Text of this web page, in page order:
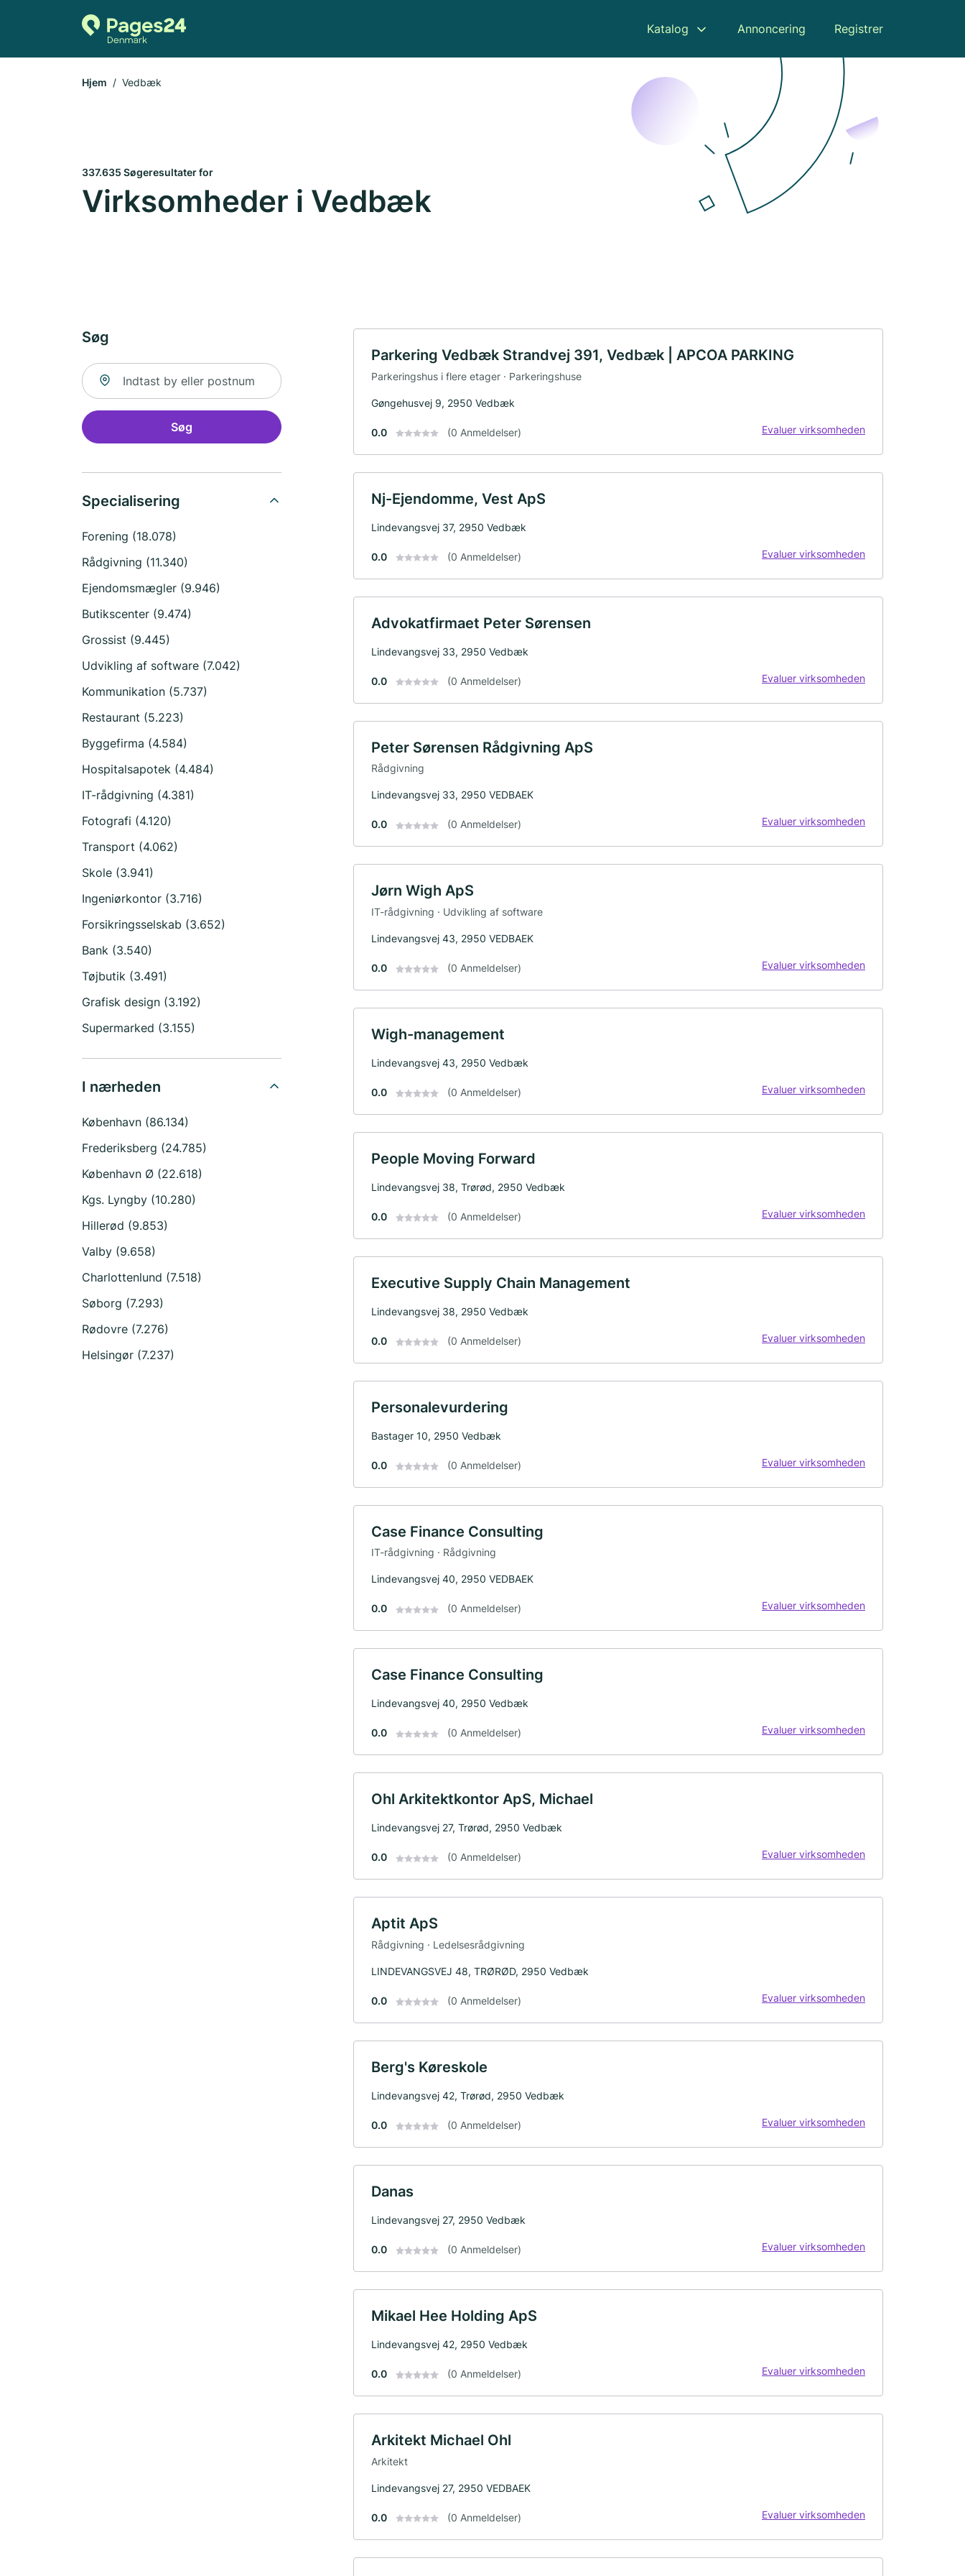
Katalog Annoncering Registrer
Hjem Vedbæk
337.635 Søgeresultater for
Virksomheder i Vedbæk
Søg
Søg efter sted
Søg
Specialisering
Forening (18.078)
Rådgivning (11.340)
Ejendomsmægler (9.946)
Butikscenter (9.474)
Grossist (9.445)
Udvikling af software (7.042)
Kommunikation (5.737)
Restaurant (5.223)
Byggefirma (4.584)
Hospitalsapotek (4.484)
IT-rådgivning (4.381)
Fotografi (4.120)
Transport (4.062)
Skole (3.941)
Ingeniørkontor (3.716)
Forsikringsselskab (3.652)
Bank (3.540)
Tøjbutik (3.491)
Grafisk design (3.192)
Supermarked (3.155)
I nærheden
København (86.134)
Frederiksberg (24.785)
København Ø (22.618)
Kgs. Lyngby (10.280)
Hillerød (9.853)
Valby (9.658)
Charlottenlund (7.518)
Søborg (7.293)
Rødovre (7.276)
Helsingør (7.237)
Parkering Vedbæk Strandvej 391, Vedbæk | APCOA PARKING
Parkeringshus i flere etager · Parkeringshuse
Gøngehusvej 9, 2950 Vedbæk
0.0 (0 Anmeldelser) Evaluer virksomheden
Nj-Ejendomme, Vest ApS
Lindevangsvej 37, 2950 Vedbæk
0.0 (0 Anmeldelser) Evaluer virksomheden
Advokatfirmaet Peter Sørensen
Lindevangsvej 33, 2950 Vedbæk
0.0 (0 Anmeldelser) Evaluer virksomheden
Peter Sørensen Rådgivning ApS
Rådgivning
Lindevangsvej 33, 2950 VEDBAEK
0.0 (0 Anmeldelser) Evaluer virksomheden
Jørn Wigh ApS
IT-rådgivning · Udvikling af software
Lindevangsvej 43, 2950 VEDBAEK
0.0 (0 Anmeldelser) Evaluer virksomheden
Wigh-management
Lindevangsvej 43, 2950 Vedbæk
0.0 (0 Anmeldelser) Evaluer virksomheden
People Moving Forward
Lindevangsvej 38, Trørød, 2950 Vedbæk
0.0 (0 Anmeldelser) Evaluer virksomheden
Executive Supply Chain Management
Lindevangsvej 38, 2950 Vedbæk
0.0 (0 Anmeldelser) Evaluer virksomheden
Personalevurdering
Bastager 10, 2950 Vedbæk
0.0 (0 Anmeldelser) Evaluer virksomheden
Case Finance Consulting
IT-rådgivning · Rådgivning
Lindevangsvej 40, 2950 VEDBAEK
0.0 (0 Anmeldelser) Evaluer virksomheden
Case Finance Consulting
Lindevangsvej 40, 2950 Vedbæk
0.0 (0 Anmeldelser) Evaluer virksomheden
Ohl Arkitektkontor ApS, Michael
Lindevangsvej 27, Trørød, 2950 Vedbæk
0.0 (0 Anmeldelser) Evaluer virksomheden
Aptit ApS
Rådgivning · Ledelsesrådgivning
LINDEVANGSVEJ 48, TRØRØD, 2950 Vedbæk
0.0 (0 Anmeldelser) Evaluer virksomheden
Berg's Køreskole
Lindevangsvej 42, Trørød, 2950 Vedbæk
0.0 (0 Anmeldelser) Evaluer virksomheden
Danas
Lindevangsvej 27, 2950 Vedbæk
0.0 (0 Anmeldelser) Evaluer virksomheden
Mikael Hee Holding ApS
Lindevangsvej 42, 2950 Vedbæk
0.0 (0 Anmeldelser) Evaluer virksomheden
Arkitekt Michael Ohl
Arkitekt
Lindevangsvej 27, 2950 VEDBAEK
0.0 (0 Anmeldelser) Evaluer virksomheden